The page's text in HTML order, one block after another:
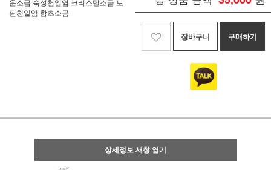
운소금 숙성천일염 크리스탈소금 토
판천일염 함초소금
장바구니 구매하기
상세정보 새창 열기